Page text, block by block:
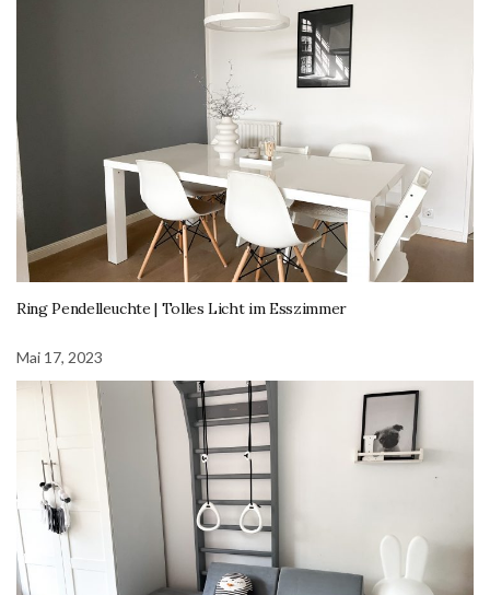
Ring Pendelleuchte | Tolles Licht im Esszimmer
Mai 17, 2023